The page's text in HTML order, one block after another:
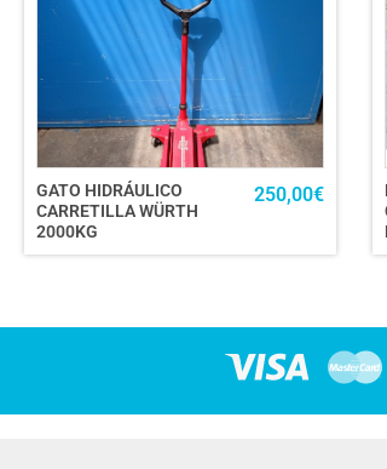
GATO HIDRÁULICO
CARRETILLA WÜRTH
2000KG
250,00€